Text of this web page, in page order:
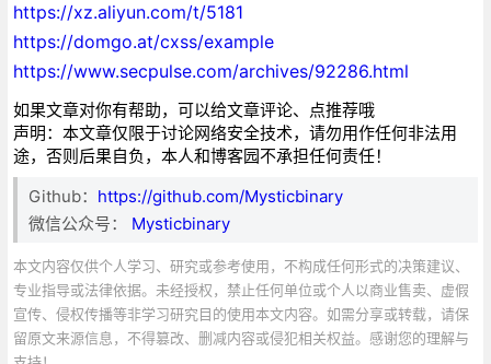
https://xz.aliyun.com/t/5181
https://domgo.at/cxss/example
https://www.secpulse.com/archives/92286.html
如果文章对你有帮助，可以给文章评论、点推荐哦
声明：本文章仅限于讨论网络安全技术，请勿用作任何非法用
途，否则后果自负，本人和博客园不承担任何责任！
Github： https://github.com/Mysticbinary
微信公众号： Mysticbinary
本文内容仅供个人学习、研究或参考使用，不构成任何形式的决策建议、
专业指导或法律依据。未经授权，禁止任何单位或个人以商业售卖、虚假
宣传、侵权传播等非学习研究目的使用本文内容。如需分享或转载，请保
留原文来源信息，不得篡改、删减内容或侵犯相关权益。感谢您的理解与